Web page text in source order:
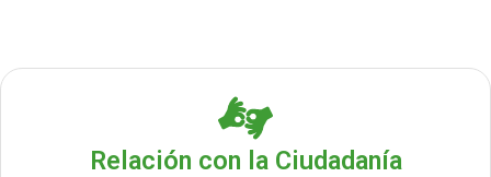
Relación con la Ciudadanía